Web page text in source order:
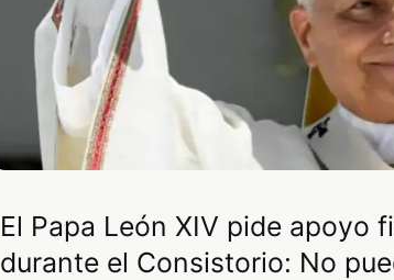
El Papa León XIV pide apoyo
durante el Consistorio: No